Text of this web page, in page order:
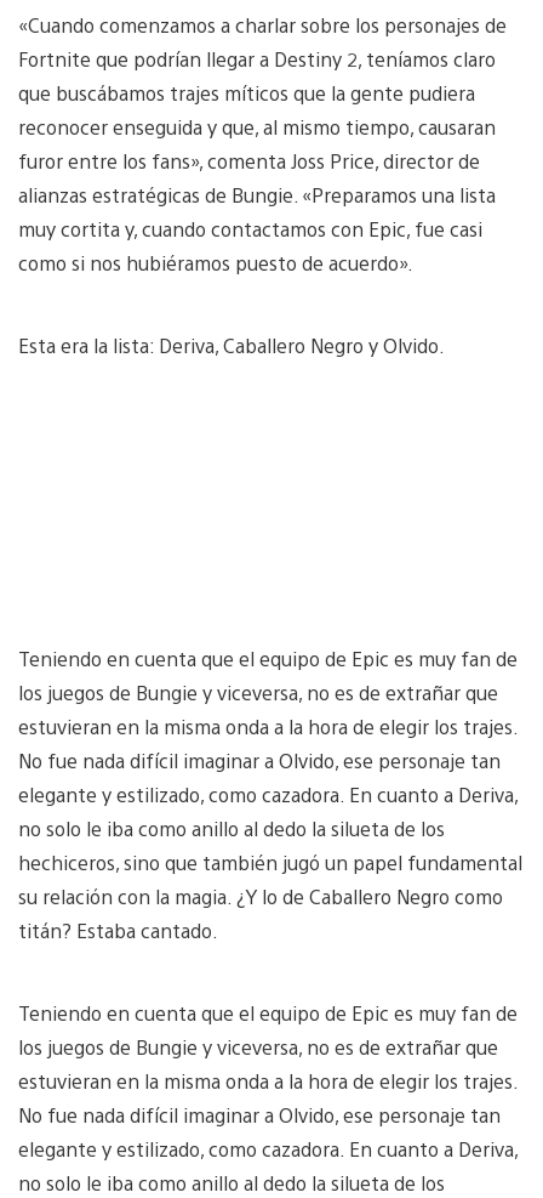
«Cuando comenzamos a charlar sobre los personajes de
Fortnite que podrían llegar a Destiny 2, teníamos claro
que buscábamos trajes míticos que la gente pudiera
reconocer enseguida y que, al mismo tiempo, causaran
furor entre los fans», comenta Joss Price, director de
alianzas estratégicas de Bungie. «Preparamos una lista
muy cortita y, cuando contactamos con Epic, fue casi
como si nos hubiéramos puesto de acuerdo».
Esta era la lista: Deriva, Caballero Negro y Olvido.
Teniendo en cuenta que el equipo de Epic es muy fan de
los juegos de Bungie y viceversa, no es de extrañar que
estuvieran en la misma onda a la hora de elegir los trajes.
No fue nada difícil imaginar a Olvido, ese personaje tan
elegante y estilizado, como cazadora. En cuanto a Deriva,
no solo le iba como anillo al dedo la silueta de los
hechiceros, sino que también jugó un papel fundamental
su relación con la magia. ¿Y lo de Caballero Negro como
titán? Estaba cantado.
Teniendo en cuenta que el equipo de Epic es muy fan de
los juegos de Bungie y viceversa, no es de extrañar que
estuvieran en la misma onda a la hora de elegir los trajes.
No fue nada difícil imaginar a Olvido, ese personaje tan
elegante y estilizado, como cazadora. En cuanto a Deriva,
no solo le iba como anillo al dedo la silueta de los